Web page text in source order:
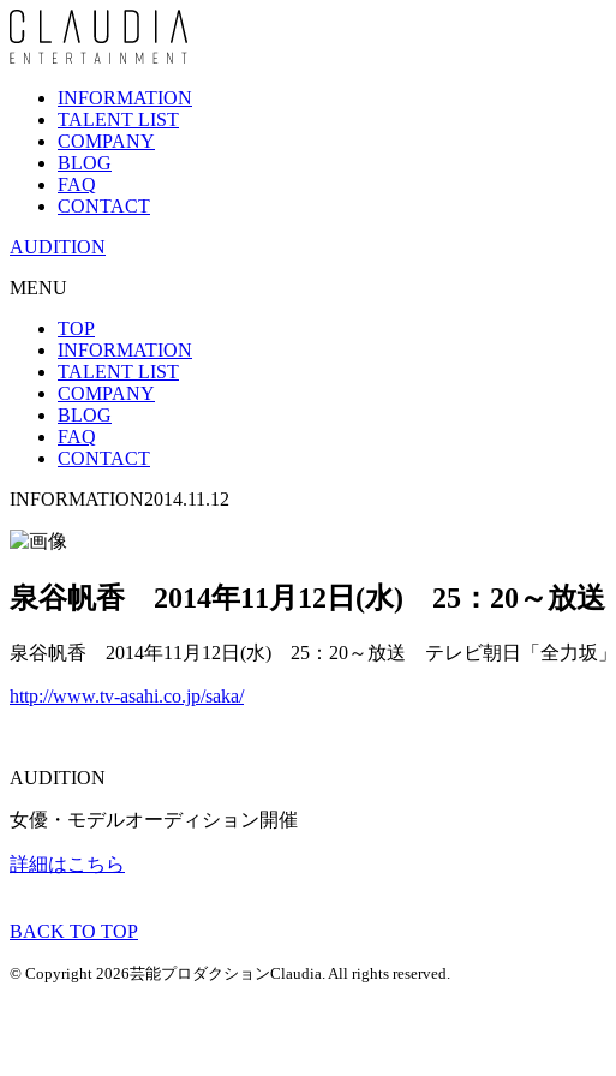
INFORMATION
TALENT LIST
COMPANY
BLOG
FAQ
CONTACT
AUDITION
MENU
TOP
INFORMATION
TALENT LIST
COMPANY
BLOG
FAQ
CONTACT
INFORMATION2014.11.12
泉谷帆香 2014年11月12日(水) 25：20～
泉谷帆香 2014年11月12日(水) 25：20～放送 テレビ朝日「全力坂」
http://www.tv-asahi.co.jp/saka/
AUDITION
女優・モデルオーディション開催
詳細はこちら
BACK TO TOP
© Copyright 2026芸能プロダクションClaudia. All rights reserved.